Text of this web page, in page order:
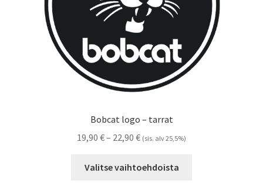
Bobcat logo – tarrat
19,90 €– 22,90 €Hintaluokka:
-
(sis. alv 25,5%)
Valitse vaihtoehdoista